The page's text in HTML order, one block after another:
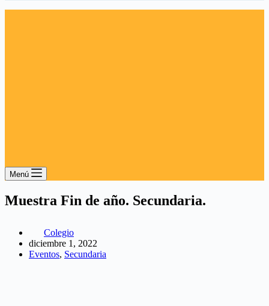
Menú
Muestra Fin de año. Secundaria.
Colegio
diciembre 1, 2022
Eventos, Secundaria